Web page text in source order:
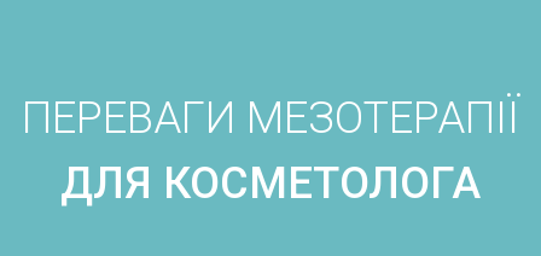
ПЕРЕВАГИ МЕЗОТЕРАПІЇ
ДЛЯ КОСМЕТОЛОГА